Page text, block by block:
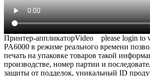
Принтер-аппликаторVideo please login to
PA6000 в режиме реального времени
печать на упаковке товаров такой
производстве, номер партии и
защиты от подделок, уникальный ID